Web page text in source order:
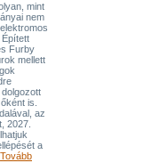
mint
nem
Furby
mellett
is.
az
2027.
a
Tovább